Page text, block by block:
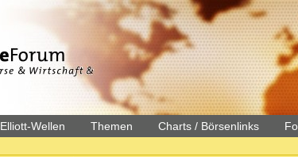
Elliott-Wellen Themen Charts / Börsenlinks